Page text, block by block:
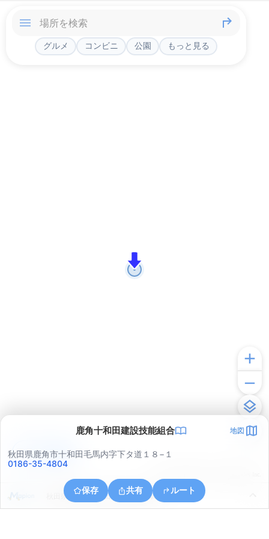
グルメ コンビニ 公園 もっと見る
鹿角十和田建設技能組合 地図
秋田県鹿角市十和田毛馬内字下タ道１８−１
0186-35-4804
保存 共有 ルート
秋田県鹿角市十和田毛馬内字上陣場
アプリで見る